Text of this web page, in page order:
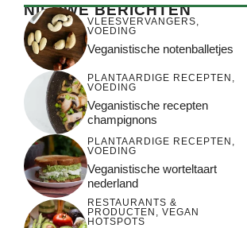
NIEUWE BERICHTEN
VLEESVERVANGERS,
VOEDING
Veganistische notenballetjes
PLANTAARDIGE RECEPTEN ,
VOEDING
Veganistische recepten
champignons
PLANTAARDIGE RECEPTEN ,
VOEDING
Veganistische worteltaart
nederland
RESTAURANTS &
PRODUCTEN
VEGAN
HOTSPOTS